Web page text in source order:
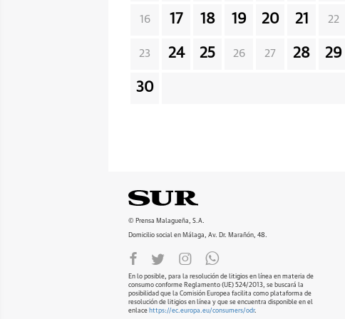
16 17 18 19 20 21 22
23 24 25 26 27 28 29
30
© Prensa Malagueña, S.A.
Domicilio social en Málaga, Av. Dr. Marañón, 48.
En lo posible, para la resolución de litigios en línea en materia de
consumo conforme Reglamento (UE) 524/2013, se buscará la
posibilidad que la Comisión Europea facilita como plataforma de
resolución de litigios en línea y que se encuentra disponible en el
enlace https://ec.europa.eu/consumers/odr.